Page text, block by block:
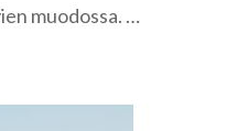
kautta
muodossa. …